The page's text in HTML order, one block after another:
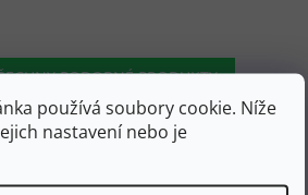
používá soubory cookie. Níže
nastavení nebo je
PODOBNÉ PRODUKTY